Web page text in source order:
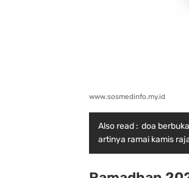
www.sosmedinfo.my.id
Also read : doa
artinya ramai kamis